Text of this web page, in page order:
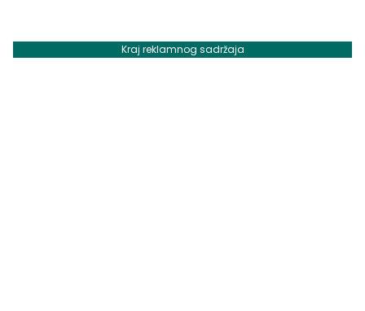
Kraj reklamnog sadržaja